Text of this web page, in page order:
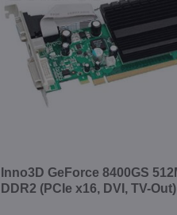
Inno3D GeForce 8400GS
DDR2 (PCIe x16, DVI, TV-Out)